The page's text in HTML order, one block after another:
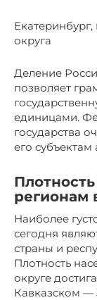
округа
Деление
позволяет
единицами.
государства
его субъектам
регионам
Наиболее
сегодня
страны и
Плотность
округе
Кавказском —